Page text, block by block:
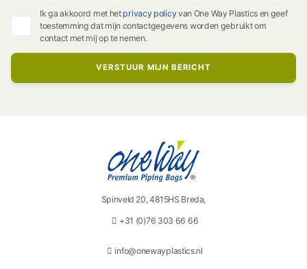
Ik ga akkoord met het privacy policyvan One Way Plastics en geef
toestemming dat mijn contactgegevens worden gebruikt om
contact met mij op te nemen.
Spinveld 20, 4815HS Breda,
+31 (0)76 303 66 66
info@onewayplastics.nl